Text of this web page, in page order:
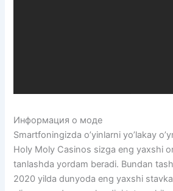
Информация о моде
Smartfoningizda o’yinlarni yo’lakay
Holy Moly Casinos sizga eng yaxshi
tanlashda yordam beradi. Bundan
2020 yilda dunyoda eng yaxshi